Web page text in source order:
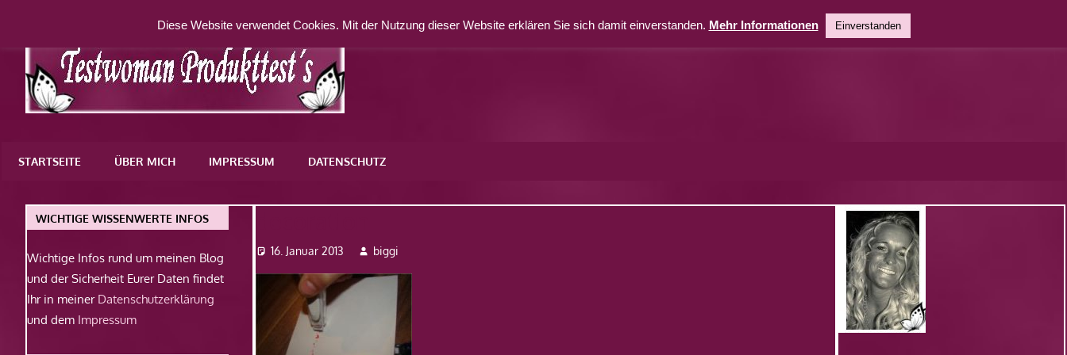
springen
WordPress-
STARTSEITE ÜBER MICH IMPRESSUM DATENSCHUTZ
16. Januar 2013 biggi
WICHTIGE WISSENWERTE INFOS
Wichtige Infos rund um meinen Blog
und der Sicherheit Eurer Daten findet
Ihr in meiner Datenschutzerklärung
und dem Impressum
Diese Website verwendet Cookies. Mit der Nutzung dieser Website erklären Sie sich damit einverstanden. Mehr Informationen Einverstanden